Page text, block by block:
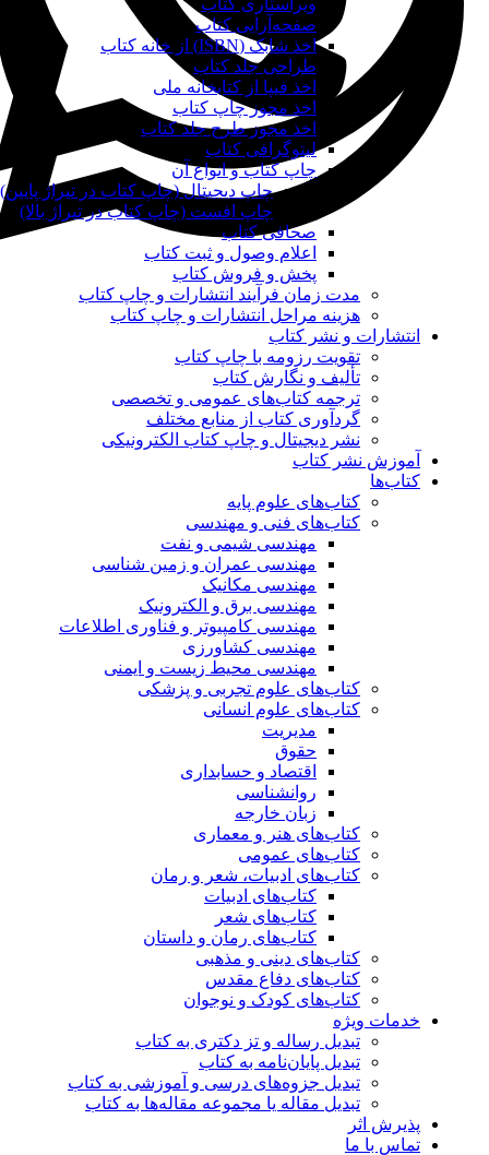
صفحه‌آرایی کتاب
اخذ شابک (ISBN) از خانه کتاب
طراحی جلد کتاب
اخذ فیپا از کتابخانه ملی
اخذ مجوز چاپ کتاب
اخذ مجوز طرح جلد کتاب
لیتوگرافی کتاب
چاپ کتاب و انواع آن
چاپ دیجیتال (چاپ کتاب در تیراژ پایین)
چاپ افست (چاپ کتاب در تیراژ بالا)
صحافی کتاب
اعلام وصول و ثبت کتاب
پخش و فروش کتاب
مدت زمان فرآیند انتشارات و چاپ کتاب
هزینه مراحل انتشارات و چاپ کتاب
انتشارات و نشر کتاب
تقویت رزومه با چاپ کتاب
تألیف و نگارش کتاب
ترجمه کتاب‌های عمومی و تخصصی
گردآوری کتاب از منابع مختلف
نشر دیجیتال و چاپ کتاب الکترونیکی
آموزش نشر کتاب
کتاب‌ها
کتاب‌های علوم پایه
کتاب‌های فنی و مهندسی
مهندسی شیمی و نفت
مهندسی عمران و زمین شناسی
مهندسی مکانیک
مهندسی برق و الکترونیک
مهندسی کامپیوتر و فناوری اطلاعات
مهندسی کشاورزی
مهندسی محیط زیست و ایمنی
کتاب‌های علوم تجربی و پزشکی
کتاب‌های علوم انسانی
مدیریت
حقوق
اقتصاد و حسابداری
روانشناسی
زبان خارجه
کتاب‌های هنر و معماری
کتاب‌های عمومی
کتاب‌های ادبیات، شعر و رمان
کتاب‌های ادبیات
کتاب‌های شعر
کتاب‌های رمان و داستان
کتاب‌های دینی و مذهبی
کتاب‌های دفاع مقدس
کتاب‌های کودک و نوجوان
خدمات ویژه
تبدیل رساله و تز دکتری به کتاب
تبدیل پایان‌نامه به کتاب
تبدیل جزوه‌های درسی و آموزشی به کتاب
تبدیل مقاله یا مجموعه مقاله‌ها به کتاب
پذیرش اثر
تماس با ما